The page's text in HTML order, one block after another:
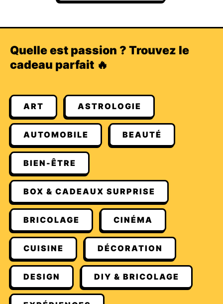
Quelle est passion ? Trouvez le
cadeau parfait 🔥
ART ASTROLOGIE
AUTOMOBILE BEAUTÉ
BIEN-ÊTRE
BOX & CADEAUX SURPRISE
BRICOLAGE CINÉMA
CUISINE DÉCORATION
DESIGN DIY & BRICOLAGE